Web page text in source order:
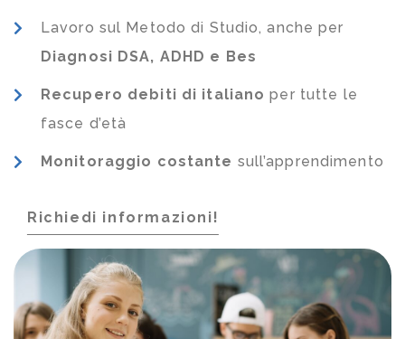
Lavoro sul Metodo di Studio, anche per
Diagnosi DSA, ADHD e Bes
Recupero debiti di italiano per tutte le
fasce d’età
Monitoraggio costante sull’apprendimento
Richiedi informazioni!